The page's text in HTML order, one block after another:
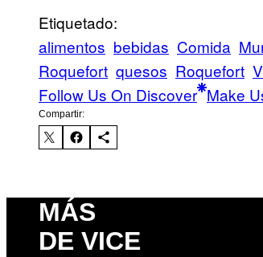
Etiquetado:
alimentos bebidas Comida
Roquefort quesos Roquefort
Follow Us On Discover Make
Compartir:
MÁS
DE VICE